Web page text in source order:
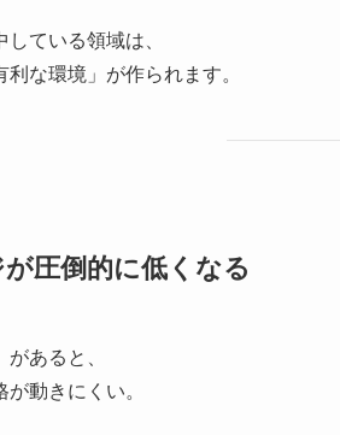
ている領域は、
な環境」が作られます。
圧倒的に低くなる
あると、
動きにくい。